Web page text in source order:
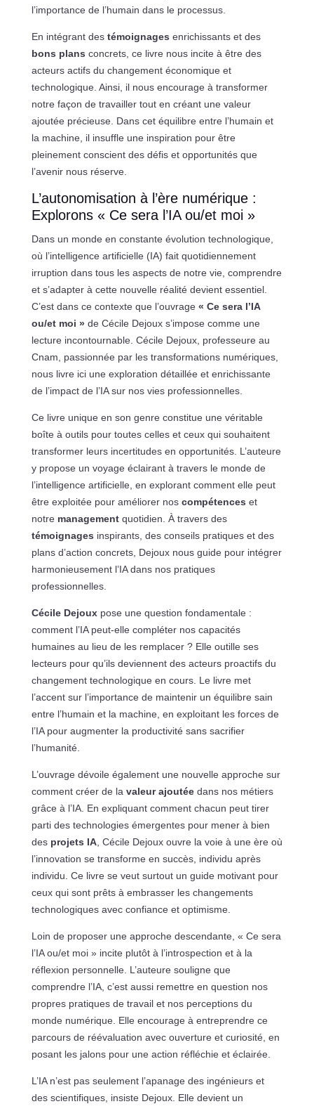
l’importance de l’humain dans le processus.
En intégrant des témoignages enrichissants et des
bons plans concrets, ce livre nous incite à être des
acteurs actifs du changement économique et
technologique. Ainsi, il nous encourage à transformer
notre façon de travailler tout en créant une valeur
ajoutée précieuse. Dans cet équilibre entre l’humain et
la machine, il insuffle une inspiration pour être
pleinement conscient des défis et opportunités que
l’avenir nous réserve.
L’autonomisation à l’ère numérique :
Explorons « Ce sera l’IA ou/et moi »
Dans un monde en constante évolution technologique,
où l’intelligence artificielle (IA) fait quotidiennement
irruption dans tous les aspects de notre vie, comprendre
et s’adapter à cette nouvelle réalité devient essentiel.
C’est dans ce contexte que l’ouvrage « Ce sera l’IA
ou/et moi »de Cécile Dejoux s’impose comme une
lecture incontournable. Cécile Dejoux, professeure au
Cnam, passionnée par les transformations numériques,
nous livre ici une exploration détaillée et enrichissante
de l’impact de l’IA sur nos vies professionnelles.
Ce livre unique en son genre constitue une véritable
boîte à outils pour toutes celles et ceux qui souhaitent
transformer leurs incertitudes en opportunités. L’auteure
y propose un voyage éclairant à travers le monde de
l’intelligence artificielle, en explorant comment elle peut
être exploitée pour améliorer nos compétences et
notre managementquotidien. À travers des
témoignages inspirants, des conseils pratiques et des
plans d’action concrets, Dejoux nous guide pour intégrer
harmonieusement l’IA dans nos pratiques
professionnelles.
Cécile Dejouxpose une question fondamentale :
comment l’IA peut-elle compléter nos capacités
humaines au lieu de les remplacer ? Elle outille ses
lecteurs pour qu’ils deviennent des acteurs proactifs du
changement technologique en cours. Le livre met
l’accent sur l’importance de maintenir un équilibre sain
entre l’humain et la machine, en exploitant les forces de
l’IA pour augmenter la productivité sans sacrifier
l’humanité.
L’ouvrage dévoile également une nouvelle approche sur
comment créer de la valeur ajoutéedans nos métiers
grâce à l’IA. En expliquant comment chacun peut tirer
parti des technologies émergentes pour mener à bien
des projets IA, Cécile Dejoux ouvre la voie à une ère où
l’innovation se transforme en succès, individu après
individu. Ce livre se veut surtout un guide motivant pour
ceux qui sont prêts à embrasser les changements
technologiques avec confiance et optimisme.
Loin de proposer une approche descendante, « Ce sera
l’IA ou/et moi » incite plutôt à l’introspection et à la
réflexion personnelle. L’auteure souligne que
comprendre l’IA, c’est aussi remettre en question nos
propres pratiques de travail et nos perceptions du
monde numérique. Elle encourage à entreprendre ce
parcours de réévaluation avec ouverture et curiosité, en
posant les jalons pour une action réfléchie et éclairée.
L’IA n’est pas seulement l’apanage des ingénieurs et
des scientifiques, insiste Dejoux. Elle devient un